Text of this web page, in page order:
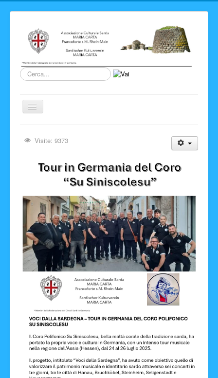
Cerca...
Cambia
Su di noi
Storia del Circolo
Sardegna
Info e link
Facebook
Visite: 9373